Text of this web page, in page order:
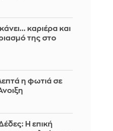
καριέρα και
της στο
η φωτιά σε
Η επική